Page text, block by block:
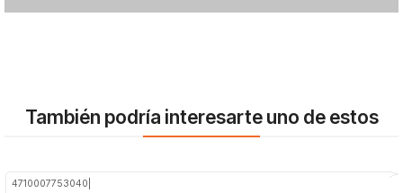
También podría interesarte uno de estos
4710007753040